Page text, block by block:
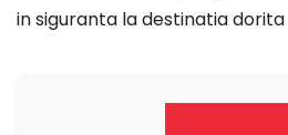
in siguranta la destinatia dorita